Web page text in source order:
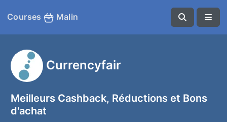
Courses Malin
Currencyfair
Meilleurs Cashback, Réductions et Bons
d'achat